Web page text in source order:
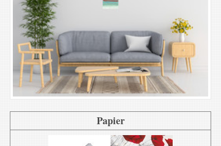
Papier